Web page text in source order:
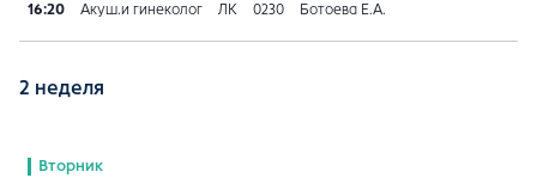
16:20 Акуш.и гинеколог ЛК 0230 Ботоева Е.А.
2 неделя
Вторник